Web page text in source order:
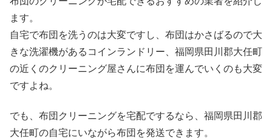
ます。
自宅で布団を洗うのは大変ですし、布団はかさばるので大
きな洗濯機があるコインランドリー、福岡県田川郡大任町
の近くのクリーニング屋さんに布団を運んでいくのも大変
ですよね。
でも、布団クリーニングを宅配でするなら、福岡県田川郡
大任町の自宅にいながら布団を発送できます。